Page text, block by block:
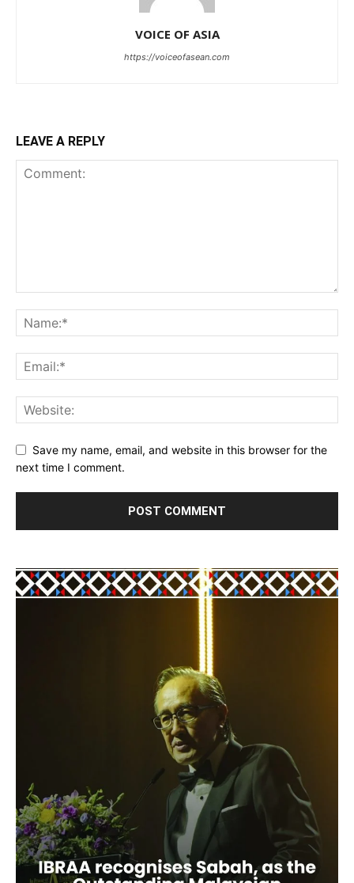
VOICE OF ASIA
https://voiceofasean.com
LEAVE A REPLY
Save my name, email, and website in this browser for the
next time I comment.